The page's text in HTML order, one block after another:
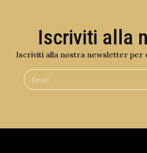
Iscriviti alla
Iscriviti alla nostra newsletter per